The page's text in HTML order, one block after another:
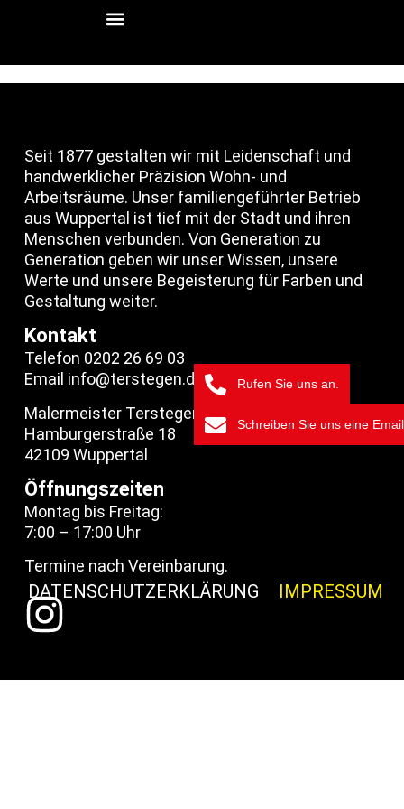
Telefon
Rufen Sie uns an.
Schreiben Sie uns eine Email
Seit 1877 gestalten wir mit Leidenschaft und
handwerklicher Präzision Wohn- und
Arbeitsräume. Unser familiengeführter Betrieb
aus Wuppertal ist tief mit der Stadt und ihren
Menschen verbunden. Von Generation zu
Generation geben wir unser Wissen, unsere
Werte und unsere Begeisterung für Farben und
Gestaltung weiter.
Kontakt
Telefon 0202 26 69 03
Email info@terstegen.de
Malermeister Terstegen
Hamburgerstraße 18
42109 Wuppertal
Öffnungszeiten
Montag bis Freitag:
7:00 – 17:00 Uhr
Termine nach Vereinbarung.
DATENSCHUTZERKLÄRUNG IMPRESSUM